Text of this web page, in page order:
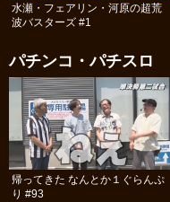
水瀬・フェアリン・河原の超荒
波バスターズ #1
パチンコ・パチスロ
帰ってきた なんとか１ぐらんぷ
り #93